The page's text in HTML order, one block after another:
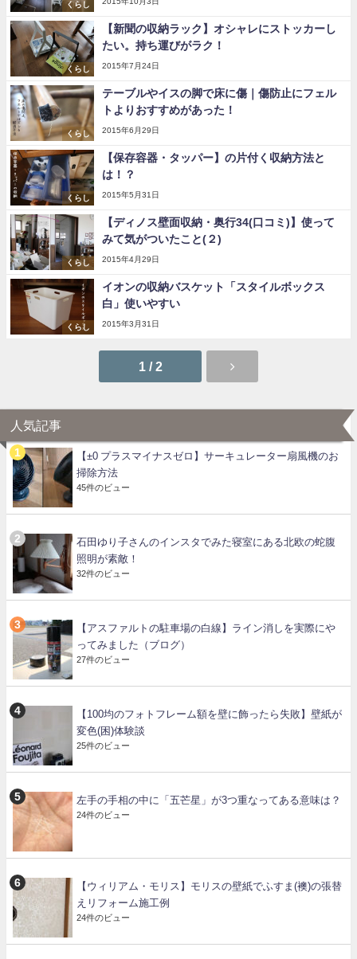
くらし
くらし
【新聞の収納ラック】オシャレにストッカーし
たい。持ち運びがラク！
2015年7月24日
くらし
テーブルやイスの脚で床に傷｜傷防止にフェル
トよりおすすめがあった！
2015年6月29日
くらし
【保存容器・タッパー】の片付く収納方法と
は！？
2015年5月31日
くらし
【ディノス壁面収納・奥行34(口コミ)】使って
みて気がついたこと(２)
2015年4月29日
くらし
イオンの収納バスケット「スタイルボックス
白」使いやすい
2015年3月31日
1 / 2
人気記事
【±0 プラスマイナスゼロ】サーキュレーター扇風機のお
掃除方法
45件のビュー
石田ゆり子さんのインスタでみた寝室にある北欧の蛇腹
照明が素敵！
32件のビュー
【アスファルトの駐車場の白線】ライン消しを実際にや
ってみました（ブログ）
27件のビュー
【100均のフォトフレーム額を壁に飾ったら失敗】壁紙が
変色(困)体験談
25件のビュー
左手の手相の中に「五芒星」が3つ重なってある意味は？
24件のビュー
【ウィリアム・モリス】モリスの壁紙でふすま(襖)の張替
えリフォーム施工例
24件のビュー